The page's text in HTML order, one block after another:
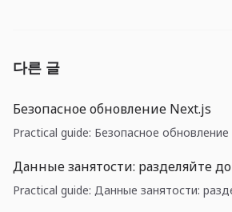
다른 글
Безопасное обновление Next.js
Practical guide: Безопасное
Данные занятости: разделяйте
Practical guide: Данные занятости: